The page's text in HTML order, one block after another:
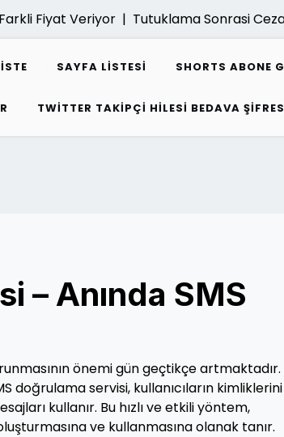
Fiyat Veriyor |Tutuklama Sonrasi Ceza
SAYFA LISTESI SHORTS ABONE
TWITTER TAKIPÇI HILESI BEDAVA
– Anında SMS
önemi gün geçtikçe
doğrulama servisi, kullanıcıların kimliklerini
kullanır. Bu hızlı ve etkili yöntem,
ve kullanmasına olanak tanır.